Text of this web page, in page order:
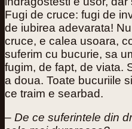
Fugi de cruce: fugi de
de iubirea adevarata!
cruce, e calea usoara,
suferim cu bucurie, sa
fugim, de fapt, de viata.
a doua. Toate bucuriile
ce traim e searbad.
– De ce suferintele din